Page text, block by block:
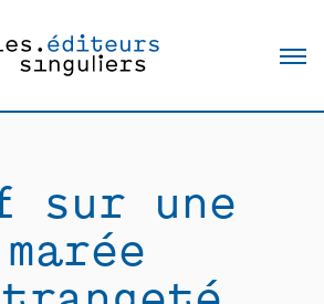
sur une
marée